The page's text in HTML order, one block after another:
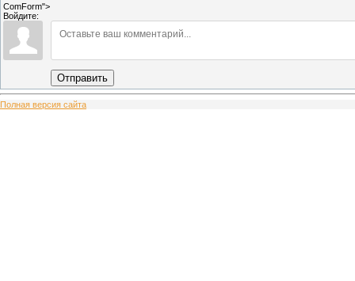
ComForm">
Войдите:
Отправить
Полная версия сайта